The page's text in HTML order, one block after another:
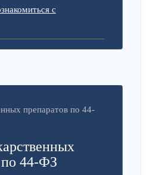
с
препаратов по 44-
по 44-ФЗ